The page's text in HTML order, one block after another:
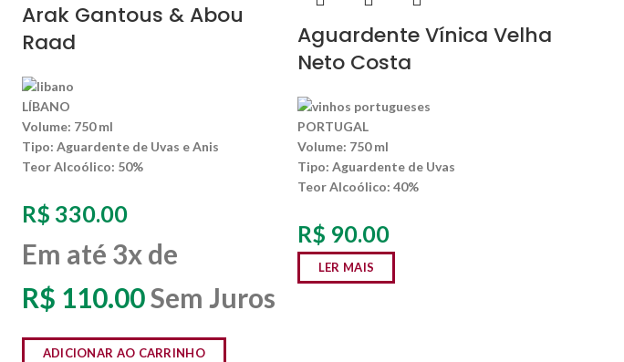
Arak Gantous & Abou
Raad
LÍBANO
Volume: 750 ml
Tipo: Aguardente de Uvas e Anis
Teor Alcoólico: 50%
R$ 330.00
Em até 3x de
R$ 110.00Sem Juros
ADICIONAR AO CARRINHO
Aguardente Vínica Velha
Neto Costa
PORTUGAL
Volume: 750 ml
Tipo: Aguardente de Uvas
Teor Alcoólico: 40%
R$ 90.00
LER MAIS